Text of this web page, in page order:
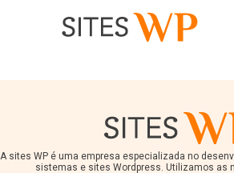
A sites WP é uma empresa especializada no
sistemas e sites Wordpress. Utilizamos as